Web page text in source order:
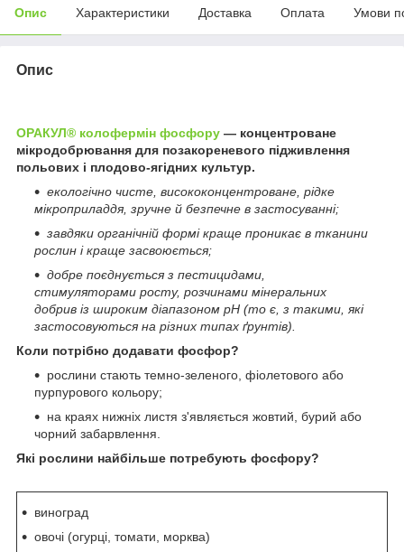
Опис Характеристики Доставка Оплата Умови
Опис
ОРАКУЛ® колофермін фосфору — концентроване
мікродобрювання для позакореневого підживлення
польових і плодово-ягідних культур.
екологічно чисте, висококонцентроване, рідке
мікроприладдя, зручне й безпечне в застосуванні;
завдяки органічній формі краще проникає в тканини
рослин і краще засвоюється;
добре поєднується з пестицидами,
стимуляторами росту, розчинами мінеральних
добрив із широким діапазоном pH (то є, з такими, які
застосовуються на різних типах ґрунтів).
Коли потрібно додавати фосфор?
рослини стають темно-зеленого, фіолетового або
пурпурового кольору;
на краях нижніх листя з'являється жовтий, бурий або
чорний забарвлення.
Які рослини найбільше потребують фосфору?
виноград
овочі (огурці, томати, морква)